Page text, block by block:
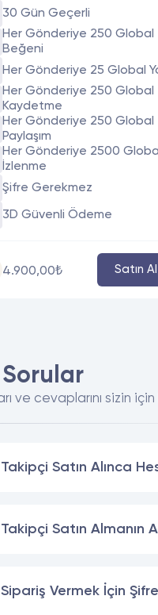
30 Gün Geçerli
Her Gönderiye 250 Global
Beğeni
Her Gönderiye 25 Global
Her Gönderiye 250 Global
Kaydetme
Her Gönderiye 250 Global
Paylaşım
Her Gönderiye 2500 Global
İzlenme
Şifre Gerekmez
3D Güvenli Ödeme
4.900,00₺ Satın Al
Sorular
ve cevaplarını sizin
Takipçi Satın Alınca
Takipçi Satın Almanın
Sipariş Vermek İçin